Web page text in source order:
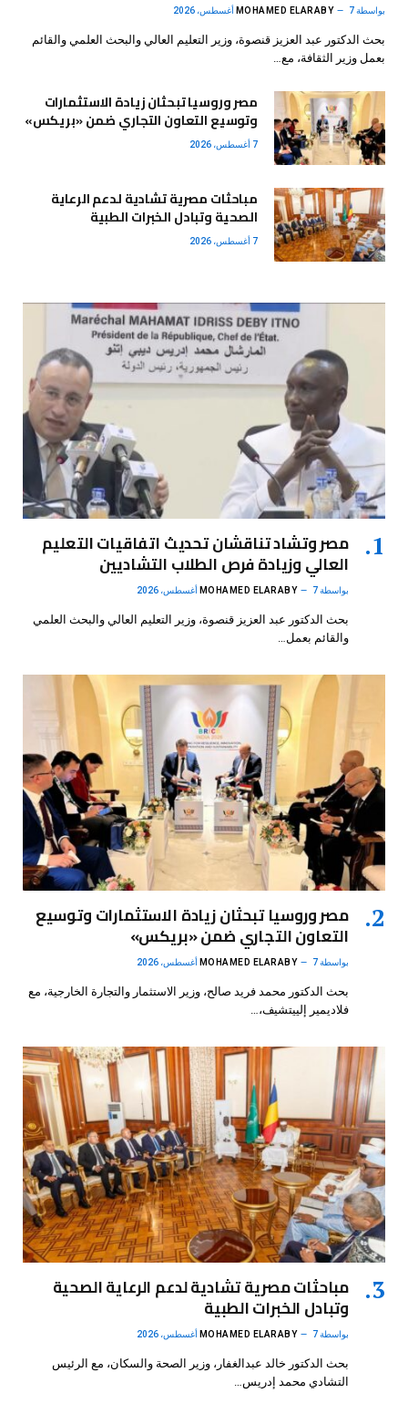
بواسطة MOHAMED ELARABY 7 أغسطس، 2026
بحث الدكتور عبد العزيز قنصوة، وزير التعليم العالي والبحث العلمي والقائم
بعمل وزير الثقافة، مع…
مصر وروسيا تبحثان زيادة الاستثمارات
وتوسيع التعاون التجاري ضمن «بريكس»
7 أغسطس، 2026
مباحثات مصرية تشادية لدعم الرعاية
الصحية وتبادل الخبرات الطبية
7 أغسطس، 2026
مصر وتشاد تناقشان تحديث اتفاقيات التعليم
العالي وزيادة فرص الطلاب التشاديين
بواسطة MOHAMED ELARABY 7 أغسطس، 2026
بحث الدكتور عبد العزيز قنصوة، وزير التعليم العالي والبحث العلمي
والقائم بعمل…
مصر وروسيا تبحثان زيادة الاستثمارات وتوسيع
التعاون التجاري ضمن «بريكس»
بواسطة MOHAMED ELARABY 7 أغسطس، 2026
بحث الدكتور محمد فريد صالح، وزير الاستثمار والتجارة الخارجية، مع
فلاديمير إلييتشيف،…
مباحثات مصرية تشادية لدعم الرعاية الصحية
وتبادل الخبرات الطبية
بواسطة MOHAMED ELARABY 7 أغسطس، 2026
بحث الدكتور خالد عبدالغفار، وزير الصحة والسكان، مع الرئيس
التشادي محمد إدريس…